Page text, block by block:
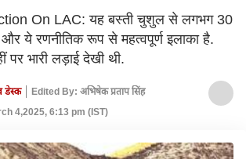
On LAC: यह बस्ती चुशुल से लगभग 30
और ये रणनीतिक रूप से महत्वपूर्ण इलाका है.
पर भारी लड़ाई देखी थी.
डेस्क
Edited By: अभिषेक प्रताप सिंह
4,2025, 6:13 pm (IST)